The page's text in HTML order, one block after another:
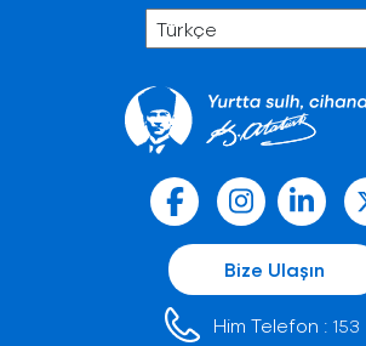
Bize Ulaşın
Him Telefon : 153